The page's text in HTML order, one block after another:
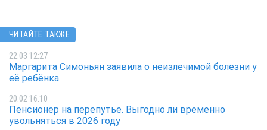
ЧИТАЙТЕ ТАКЖЕ
22.03 12:27
Маргарита Симоньян заявила о неизлечимой болезни у
её ребёнка
20.02 16:10
Пенсионер на перепутье. Выгодно ли временно
увольняться в 2026 году